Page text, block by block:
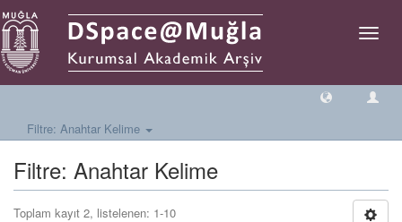
Geçiş
Filtre: Anahtar Kelime
Filtre: Anahtar Kelime
Toplam kayıt 2, listelenen: 1-10